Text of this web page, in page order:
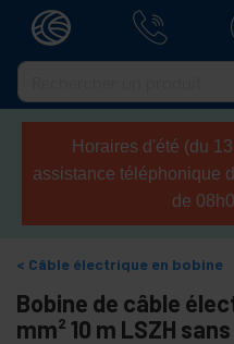
Horaires d'été (du
assistance téléphonique
de
Câble électrique en bobine
Bobine de câble
mm² 10 m LSZH